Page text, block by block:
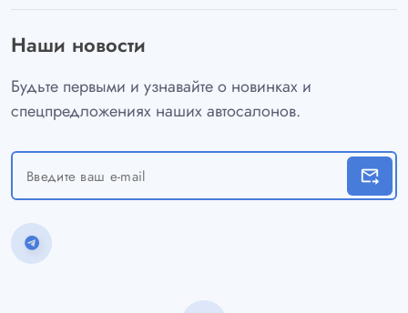
Наши новости
Будьте первыми и узнавайте о новинках и
спецпредложениях наших автосалонов.
forward_to_inbox